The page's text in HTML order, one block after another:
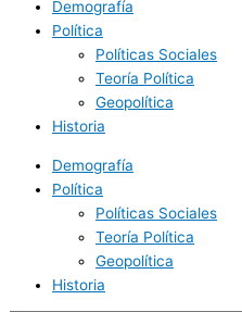
Demografía
Política
Políticas Sociales
Teoría Política
Geopolítica
Historia
Demografía
Política
Políticas Sociales
Teoría Política
Geopolítica
Historia